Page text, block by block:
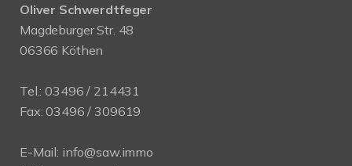
Oliver Schwerdtfeger
Magdeburger Str. 48
06366 Köthen
Tel.:03496 / 214431
Fax: 03496 / 309619
E-Mail: info@saw.immo